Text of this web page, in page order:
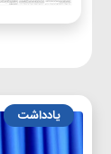
یادداشت